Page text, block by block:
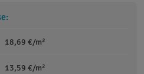
18,69 €/m²
13,59 €/m²